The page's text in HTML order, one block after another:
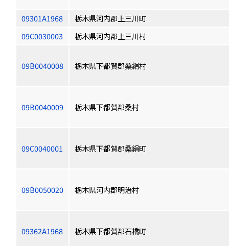
09301A1968
栃木県河内郡上三川町
09C0030003
栃木県河内郡上三川村
09B0040008 栃木県下都賀郡桑絹村
09B0040009 栃木県下都賀郡桑村
09C0040001 栃木県下都賀郡桑絹町
09B0050020 栃木県河内郡明治村
09362A1968 栃木県下都賀郡石橋町